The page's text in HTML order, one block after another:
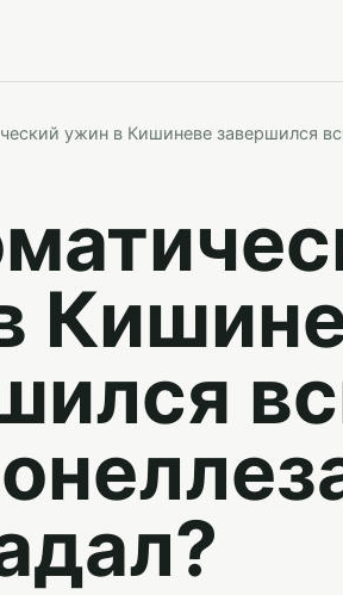
ужин в Кишиневе завершился